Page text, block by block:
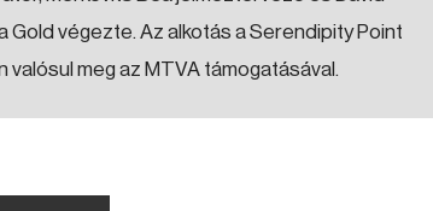
végezte. Az alkotás a Serendipity Point
valósul meg az MTVA támogatásával.